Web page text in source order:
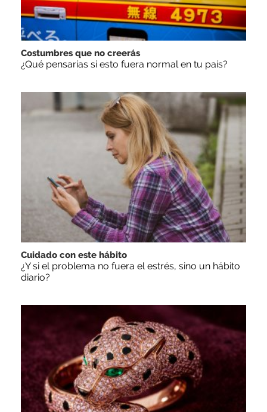
Costumbres que no creerás
¿Qué pensarías si esto fuera normal en tu país?
Cuidado con este hábito
¿Y si el problema no fuera el estrés, sino un hábito
diario?